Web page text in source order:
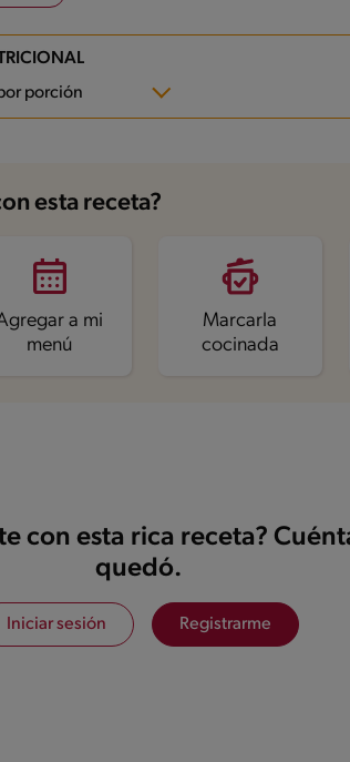
porción
esta receta?
a mi
menú
Marcarla
cocinada
con esta rica receta?
quedó.
Iniciar sesión Registrarme